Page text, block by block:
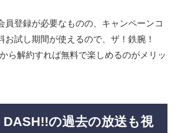
員登録が必要なものの、キャンペーンコ
お試し期間が使えるので、ザ！鉄腕！
ら解約すれば無料で楽しめるのがメリッ
DASH!!の過去の放送も視